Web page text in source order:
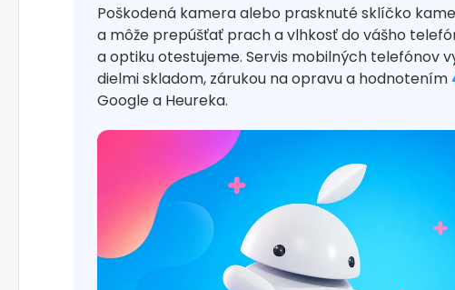
Poškodená kamera alebo prasknuté sklíčko
a môže prepúšťať prach a vlhkosť do vášho
a optiku otestujeme. Servis mobilných telefónov
dielmi skladom, zárukou na opravu a hodnotením
Google a Heureka.